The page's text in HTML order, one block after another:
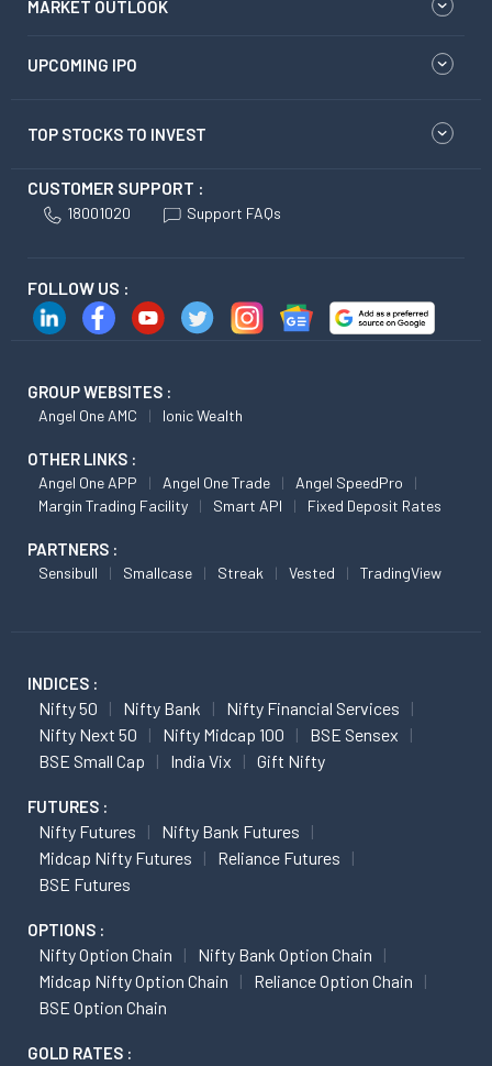
MARKET OUTLOOK
UPCOMING IPO
TOP STOCKS TO INVEST
CUSTOMER SUPPORT :
18001020 Support FAQs
FOLLOW US :
GROUP WEBSITES :
Angel One AMC Ionic Wealth
OTHER LINKS :
Angel One APP Angel One Trade
Angel SpeedPro
Margin Trading Facility
Smart API Fixed Deposit Rates
PARTNERS :
Sensibull Smallcase Streak Vested TradingView
INDICES :
Nifty 50 Nifty Bank
Nifty Financial Services
Nifty Next 50
Nifty Midcap 100
BSE Sensex
BSE Small Cap
India Vix Gift Nifty
FUTURES :
Nifty Futures
Nifty Bank Futures
Midcap Nifty Futures
Reliance Futures
BSE Futures
OPTIONS :
Nifty Option Chain
Nifty Bank Option Chain
Midcap Nifty Option Chain
Reliance Option Chain
BSE Option Chain
GOLD RATES :